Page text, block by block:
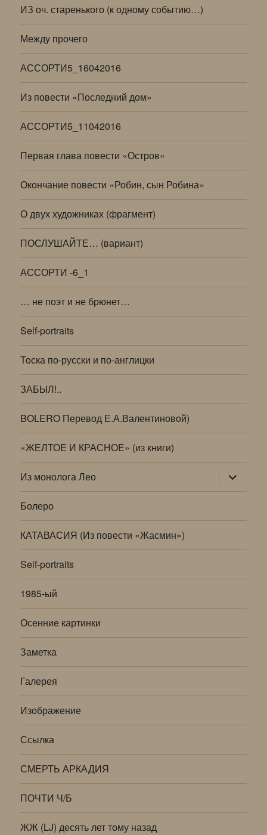
ИЗ оч. старенького (к одному событию…)
Между прочего
АССОРТИ5_16042016
Из повести «Последний дом»
АССОРТИ5_11042016
Первая глава повести «Остров»
Окончание повести «Робин, сын Робина»
О двух художниках (фрагмент)
ПОСЛУШАЙТЕ… (вариант)
АССОРТИ -6_1
… не поэт и не брюнет…
Self-portraits
Тоска по-русски и по-англицки
ЗАБЫЛ!..
BOLERO Перевод Е.А.Валентиновой)
«ЖЕЛТОЕ И КРАСНОЕ» (из книги)
Из монолога Лео раскрыть
дочернее
меню
Болеро
КАТАВАСИЯ (Из повести «Жасмин»)
Self-portraits
1985-ый
Осенние картинки
Заметка
Галерея
Изображение
Ссылка
СМЕРТЬ АРКАДИЯ
ПОЧТИ Ч/Б
ЖЖ (LJ) десять лет тому назад